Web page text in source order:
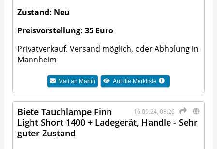
Zustand: Neu
Preisvorstellung: 35 Euro
Privatverkauf. Versand möglich, oder Abholung in
Mannheim
Mail an Martin Auf die Merkliste
16.09.24, 08:26
Biete Tauchlampe Finn
Light Short 1400 + Ladegerät, Handle - Sehr
guter Zustand